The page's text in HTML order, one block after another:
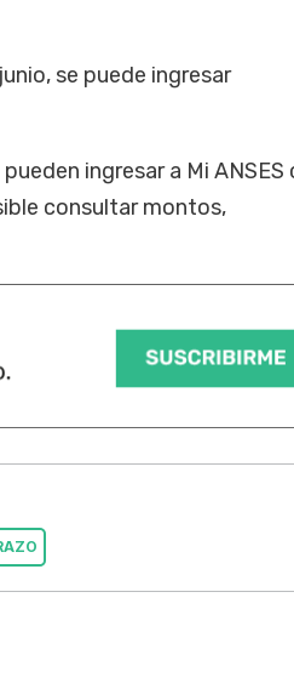
se puede ingresar
ingresar a Mi ANSES
consultar montos,